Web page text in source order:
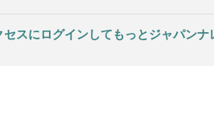
セスにログインしてもっとジャパン